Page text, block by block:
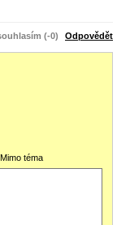
(-0) Odpovědět
Mimo téma